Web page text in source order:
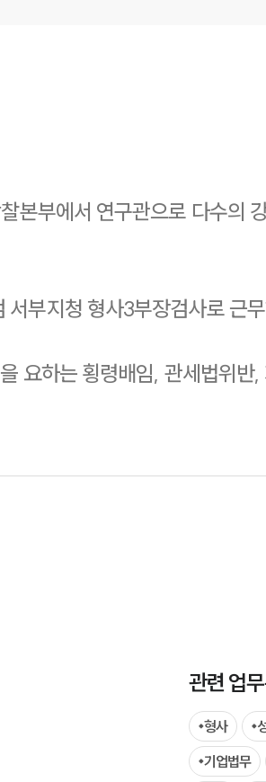
글
본부에서 연구관으로 다수의
부지청 형사3부장검사로 근
요하는 횡령배임, 관세법위반
관련 업
형사
기업법무